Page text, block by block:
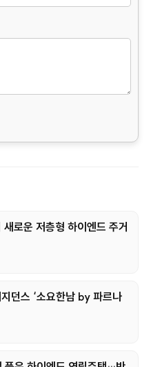
쟁처리에 관한 기록.(전자상
할 수 있으나, 이 경우 게시판
등록이 불가능합니다.
로운 저층형 하이엔드 주거
던스 ‘소요한남 by 파르나